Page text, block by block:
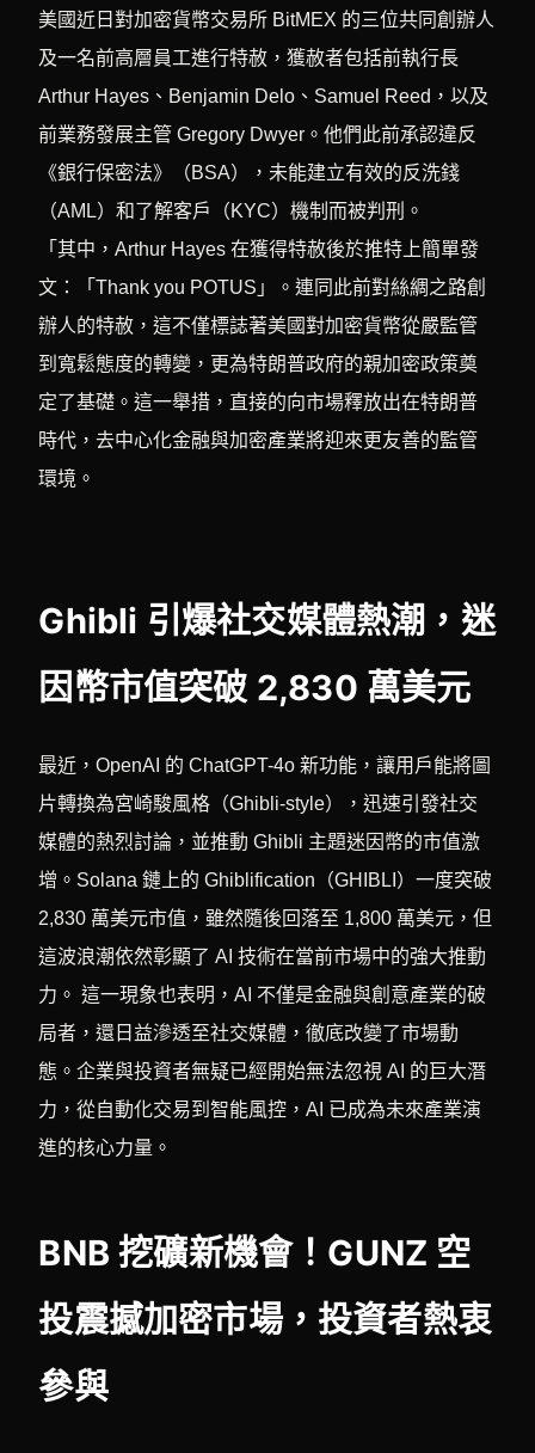
美國近日對加密貨幣交易所 BitMEX 的三位共同創辦人
及一名前高層員工進行特赦，獲赦者包括前執行長
Arthur Hayes、Benjamin Delo、Samuel Reed，以及
前業務發展主管 Gregory Dwyer。他們此前承認違反
《銀行保密法》（BSA），未能建立有效的反洗錢
（AML）和了解客戶（KYC）機制而被判刑。
「其中，Arthur Hayes 在獲得特赦後於推特上簡單發
文：「Thank you POTUS」。連同此前對絲綢之路創
辦人的特赦，這不僅標誌著美國對加密貨幣從嚴監管
到寬鬆態度的轉變，更為特朗普政府的親加密政策奠
定了基礎。這一舉措，直接的向市場釋放出在特朗普
時代，去中心化金融與加密產業將迎來更友善的監管
環境。
Ghibli 引爆社交媒體熱潮，迷
因幣市值突破 2,830 萬美元
最近，OpenAI 的 ChatGPT-4o 新功能，讓用戶能將圖
片轉換為宮崎駿風格（Ghibli-style），迅速引發社交
媒體的熱烈討論，並推動 Ghibli 主題迷因幣的市值激
增。Solana 鏈上的 Ghiblification（GHIBLI）一度突破
2,830 萬美元市值，雖然隨後回落至 1,800 萬美元，但
這波浪潮依然彰顯了 AI 技術在當前市場中的強大推動
力。 這一現象也表明，AI 不僅是金融與創意產業的破
局者，還日益滲透至社交媒體，徹底改變了市場動
態。企業與投資者無疑已經開始無法忽視 AI 的巨大潛
力，從自動化交易到智能風控，AI 已成為未來產業演
進的核心力量。
BNB 挖礦新機會！GUNZ 空
投震撼加密市場，投資者熱衷
參與